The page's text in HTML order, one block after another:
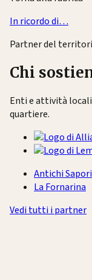
In ricordo di…
Partner del
Chi
Enti e attività
quartiere.
Antichi Sapori
La Fornarina
Vedi tutti i partner